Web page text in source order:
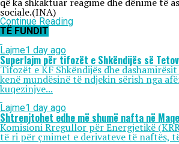
sociale.(INA)
Continue Reading
TË FUNDIT
Lajme1 day ago
Superlajm për tifozët e Shkëndijës së
Tifozët e KF Shkëndijës dhe
kenë mundësinë të ndjekin sërish nga
kuqezinjve...
Lajme1 day ago
Shtrenjtohet edhe më shumë nafta në
Komisioni Rregullor për Energjetikë
të ri për çmimet e derivateve të naftës,